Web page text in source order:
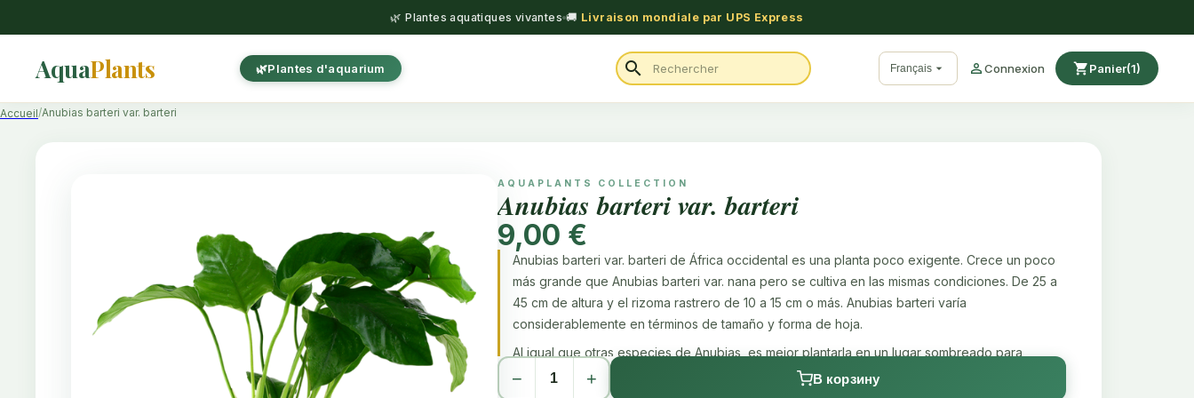
🌿 Plantes aquatiques vivantes 🚚 Livraison mondiale par UPS Express
AquaPlants Plantes d'aquarium search Français  Connexion shopping_cartPanier(1)
Accueil Anubias barteri var. barteri
AQUAPLANTS COLLECTION
Anubias barteri var. barteri
9,00 €
Anubias barteri var. barteri de África occidental es una planta poco exigente. Crece un poco
más grande que Anubias barteri var. nana pero se cultiva en las mismas condiciones. De 25 a
45 cm de altura y el rizoma rastrero de 10 a 15 cm o más. Anubias barteri varía
considerablemente en términos de tamaño y forma de hoja.
Al igual que otras especies de Anubias, es mejor plantarla en un lugar sombreado para
minimizar el crecimiento de algas en las hojas. Si se planta en el fondo, no se debe tapar el
rizoma porque tiende a pudrirse. También es adecuado para terrarios y paludarios. Los
− + В корзину